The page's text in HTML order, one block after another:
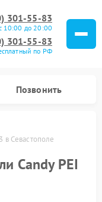
301-55-83
10:00 до 20:00
301-55-83
по РФ
Позвонить
в Севастополе
Candy PEI